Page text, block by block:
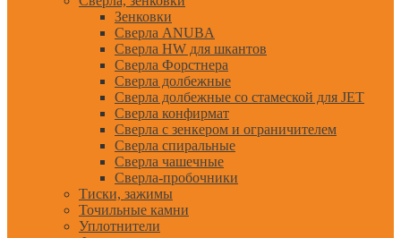
Зенковки
Сверла ANUBA
Сверла HW для шкантов
Сверла Форстнера
Сверла долбежные
Сверла долбежные со стамеской для JET
Сверла конфирмат
Сверла с зенкером и ограничителем
Сверла спиральные
Сверла чашечные
Сверла-пробочники
Тиски, зажимы
Точильные камни
Уплотнители